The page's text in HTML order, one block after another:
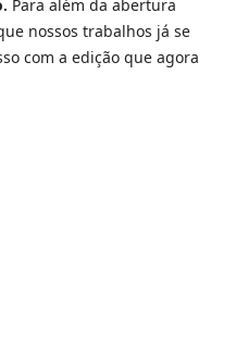
Para além da abertura
nossos trabalhos já se
com a edição que agora